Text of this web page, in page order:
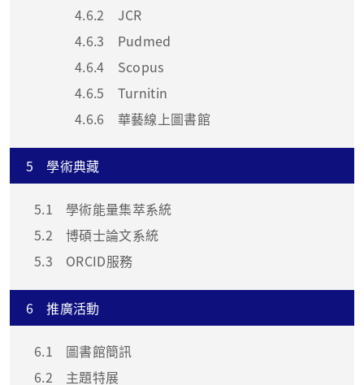
4.6.2
JCR
4.6.3
Pudmed
4.6.4
Scopus
4.6.5
Turnitin
4.6.6
華藝線上圖書館
5 學術典藏
5.1
學術能量集萃系統
5.2
博碩士論文系統
5.3
ORCID服務
6 推廣活動
6.1
圖書館簡訊
6.2
主題特展